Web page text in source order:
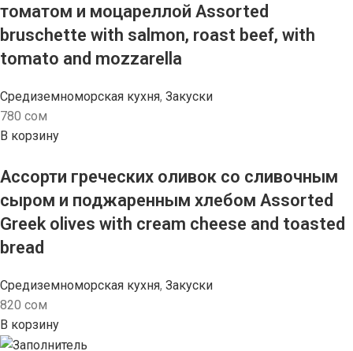
томатом и моцареллой Assorted
bruschette with salmon, roast beef, with
tomato and mozzarella
Средиземноморская кухня, Закуски
780 сом
В корзину
Ассорти греческих оливок со сливочным
сыром и поджаренным хлебом Assorted
Greek olives with cream cheese and toasted
bread
Средиземноморская кухня, Закуски
820 сом
В корзину